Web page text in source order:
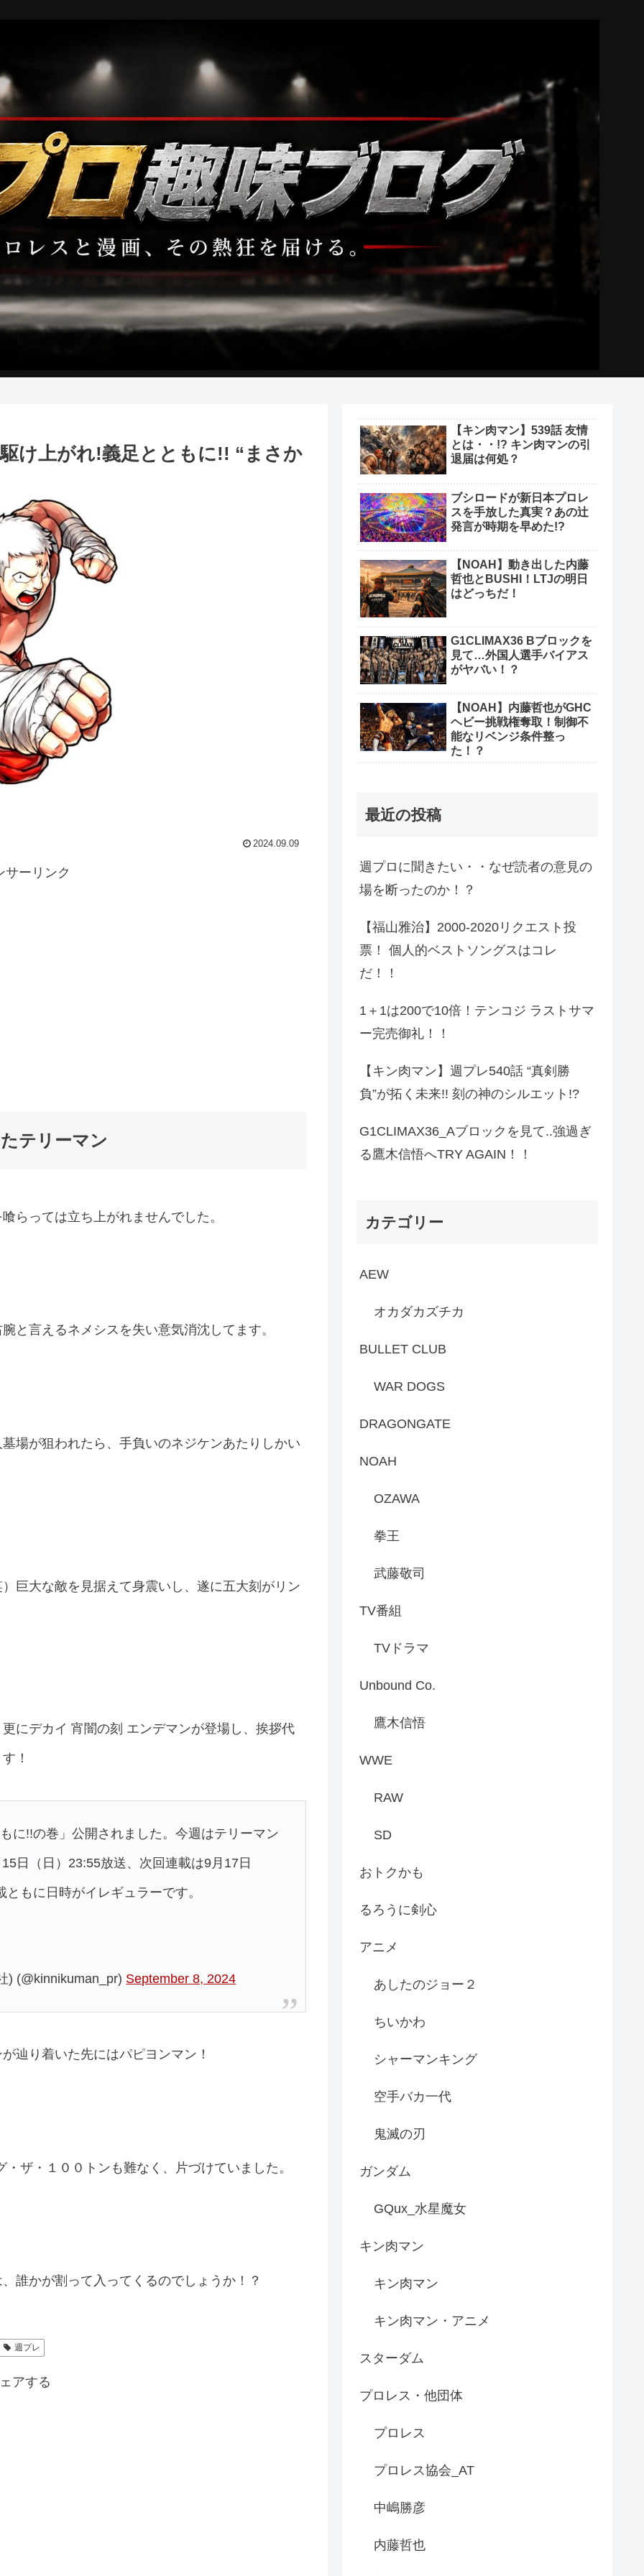
け上がれ!義足とともに!! “まさか
2024.09.09
サーリンク
テリーマン
らっては立ち上がれませんでした。
と言えるネメシスを失い意気消沈してます。
場が狙われたら、手負いのネジケンあたりしかい
巨大な敵を見据えて身震いし、遂に五大刻がリン
にデカイ 宵闇の刻 エンデマンが登場し、挨拶代
！
に!!の巻」公開されました。今週はテリーマン
日（日）23:55放送、次回連載は9月17日
もに日時がイレギュラーです。
) (@kinnikuman_pr) September 8, 2024
辿り着いた先にはパピヨンマン！
ザ・１００トンも難なく、片づけていました。
誰かが割って入ってくるのでしょうか！？
週プレ
アする
【キン肉マン】539話 友情
とは・・!? キン肉マンの引
退届は何処？
ブシロードが新日本プロレ
スを手放した真実？あの辻
発言が時期を早めた!?
【NOAH】動き出した内藤
哲也とBUSHI！LTJの明日
はどっちだ！
G1CLIMAX36 Bブロックを
見て…外国人選手バイアス
がヤバい！？
【NOAH】内藤哲也がGHC
ヘビー挑戦権奪取！制御不
能なリベンジ条件整っ
た！？
最近の投稿
週プロに聞きたい・・なぜ読者の意見の
場を断ったのか！？
【福山雅治】2000-2020リクエスト投
票！ 個人的ベストソングスはコレ
だ！！
1＋1は200で10倍！テンコジ ラストサマ
ー完売御礼！！
【キン肉マン】週プレ540話 “真剣勝
負”が拓く未来!! 刻の神のシルエット!?
G1CLIMAX36_Aブロックを見て..強過ぎ
る鷹木信悟へTRY AGAIN！！
カテゴリー
AEW
オカダカズチカ
BULLET CLUB
WAR DOGS
DRAGONGATE
NOAH
OZAWA
拳王
武藤敬司
TV番組
TVドラマ
Unbound Co.
鷹木信悟
WWE
RAW
SD
おトクかも
るろうに剣心
アニメ
あしたのジョー２
ちいかわ
シャーマンキング
空手バカ一代
鬼滅の刃
ガンダム
GQux_水星魔女
キン肉マン
キン肉マン
キン肉マン・アニメ
スターダム
プロレス・他団体
プロレス
プロレス協会_AT
中嶋勝彦
内藤哲也